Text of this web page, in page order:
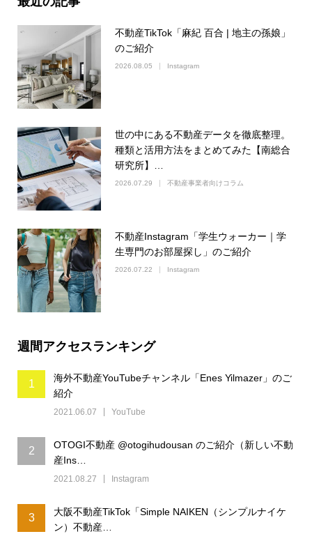
不動産TikTok「麻紀 百合 | 地主の孫娘」
のご紹介
2026.08.05 Instagram
世の中にある不動産データを徹底整理。
種類と活用方法をまとめてみた【南総合
研究所】…
2026.07.29 不動産事業者向けコラム
不動産Instagram「学生ウォーカー｜学
生専門のお部屋探し」のご紹介
2026.07.22 Instagram
週間アクセスランキング
1
海外不動産YouTubeチャンネル「Enes Yilmazer」のご
紹介
2021.06.07 YouTube
2
OTOGI不動産 @otogihudousan のご紹介（新しい不動
産Ins…
2021.08.27 Instagram
3
大阪不動産TikTok「Simple NAIKEN（シンプルナイケ
ン）不動産…